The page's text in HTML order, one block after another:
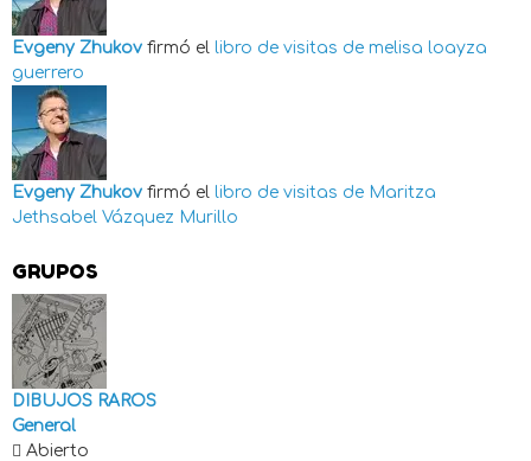
Evgeny Zhukov firmó el libro de visitas de melisa loayza
guerrero
Evgeny Zhukov firmó el libro de visitas de Maritza
Jethsabel Vázquez Murillo
GRUPOS
DIBUJOS RAROS
General
Abierto